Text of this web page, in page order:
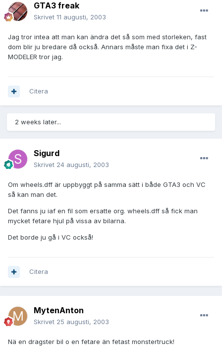
GTA3 freak
Skrivet 11 augusti, 2003
Jag tror intea att man kan ändra det så som med storleken, fast
dom blir ju bredare då också. Annars måste man fixa det i Z-
MODELER tror jag.
Citera
2 weeks later...
Sigurd
Skrivet 24 augusti, 2003
Om wheels.dff är uppbyggt på samma sätt i både GTA3 och VC
så kan man det.
Det fanns ju iaf en fil som ersatte org. wheels.dff så fick man
mycket fetare hjul på vissa av bilarna.
Det borde ju gå i VC också!
Citera
MytenAnton
Skrivet 25 augusti, 2003
Nä en dragster bil o en fetare än fetast monstertruck!